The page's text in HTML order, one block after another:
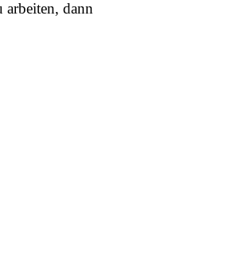
dann